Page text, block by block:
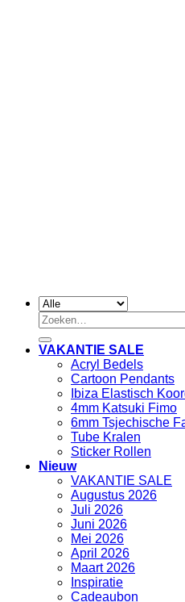
Zoeken
naar:
VAKANTIE SALE
Acryl Bedels
Cartoon Pendants
Ibiza Elastisch
4mm Katsuki Fimo
6mm Tsjechische
Tube Kralen
Sticker Rollen
Nieuw
VAKANTIE SALE
Augustus 2026
Juli 2026
Juni 2026
Mei 2026
April 2026
Maart 2026
Inspiratie
Cadeaubon